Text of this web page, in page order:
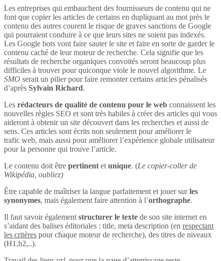
Les entreprises qui embauchent des fournisseurs de contenu qui ne
font que copier les articles de certains en dupliquant au mot près le
contenu des autres courent le risque de graves sanctions de Google
qui pourraient conduire à ce que leurs sites ne soient pas indexés.
Les Google bots vont faire sauter le site et faire en sorte de garder le
contenu caché de leur moteur de recherche. Cela signifie que les
résultats de recherche organiques convoités seront beaucoup plus
difficiles à trouver pour quiconque viole le nouvel algorithme. Le
SMO serait un pilier pour faire remonter certains articles pénalisés
d’après Sylvain Richard.
Les rédacteurs de qualité de contenu pour le web connaissent les
nouvelles règles SEO et sont très habiles à créer des articles qui vous
aideront à obtenir un site découvert dans les recherches et aussi de
sens. Ces articles sont écrits non seulement pour améliorer le
trafic web, mais aussi pour améliorer l’expérience globale utilisateur
pour la personne qui trouve l’article.
Le contenu doit être pertinent et unique. (Le copier-coller de
Wikipédia, oubliez)
Être capable de maîtriser la langue parfaitement et jouer surles
synonymes, mais également faire attention à l’orthographe.
Il faut savoir également structurer le texte de son site internet en
s’aidant des balises éditoriales : title, meta description (en respectant
les critères pour chaque moteur de recherche), des titres de niveaux
(H1,h2,..).